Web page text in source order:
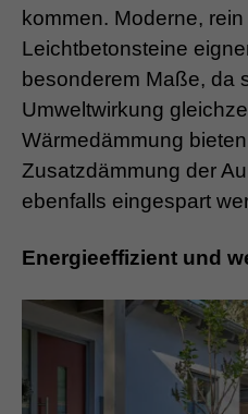
kommen. Moderne,
Leichtbetonsteine
besonderem Maße, da
Umweltwirkung
Wärmedämmung
Zusatzdämmung der
ebenfalls eingespart
Energieeffizient und